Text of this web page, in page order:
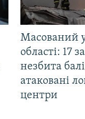
Масований
області: 17
незбита
атаковані
центри